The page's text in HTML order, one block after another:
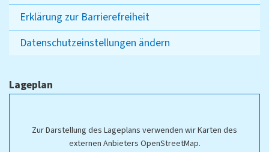
Erklärung zur Barrierefreiheit
Datenschutzeinstellungen ändern
Lageplan
Zur Darstellung des Lageplans verwenden wir Karten des
externen Anbieters OpenStreetMap.